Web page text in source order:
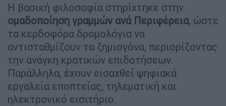
Η βασική φιλοσοφία στηρίχτηκε στην
ομαδοποίηση γραμμών ανά Περιφέρεια, ώστε
τα κερδοφόρα δρομολόγια να
αντισταθμίζουν τα ζημιογόνα, περιορίζοντας
την ανάγκη κρατικών επιδοτήσεων.
Παράλληλα, έχουν εισαχθεί ψηφιακά
εργαλεία εποπτείας, τηλεματική και
ηλεκτρονικό εισιτήριο.